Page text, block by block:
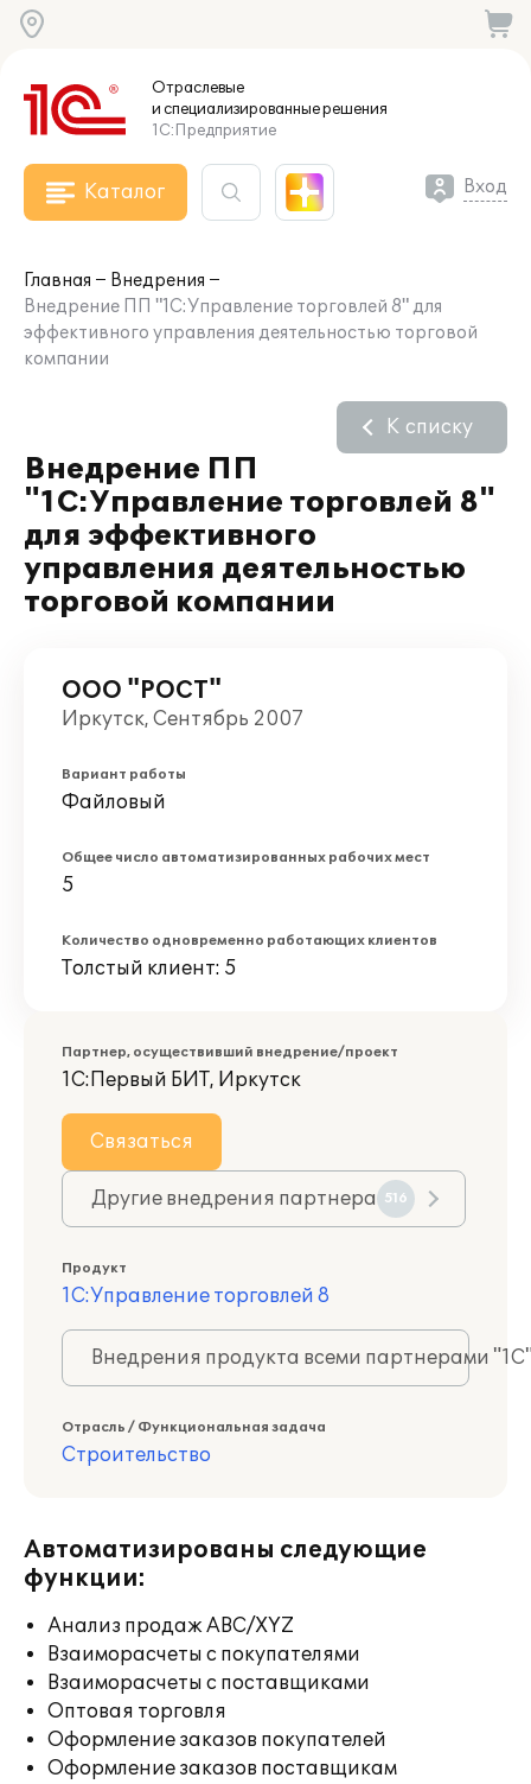
Отраслевые
и специализированныерешения
1С:Предприятие
Каталог Вход
Главная
Внедрения
Внедрение ПП "1С:Управление торговлей 8" для
эффективного управления деятельностью торговой
компании
Внедрение ПП
"1С:Управление торговлей 8"
для эффективного
управления деятельностью
торговой компании
К списку
ООО "РОСТ"
Иркутск, Сентябрь 2007
Вариант работы
Файловый
Общее число автоматизированных рабочих мест
5
Количество одновременно работающих клиентов
Толстый клиент: 5
Партнер, осуществивший внедрение/проект
1С:Первый БИТ, Иркутск
Связаться
Другие внедрения партнера 516
Продукт
1С:Управление торговлей 8
Внедрения продукта всеми партнерами
Отрасль / Функциональная задача
Строительство
Автоматизированы следующие
функции:
Анализ продаж ABC/XYZ
Взаиморасчеты с покупателями
Взаиморасчеты с поставщиками
Оптовая торговля
Оформление заказов покупателей
Оформление заказов поставщикам